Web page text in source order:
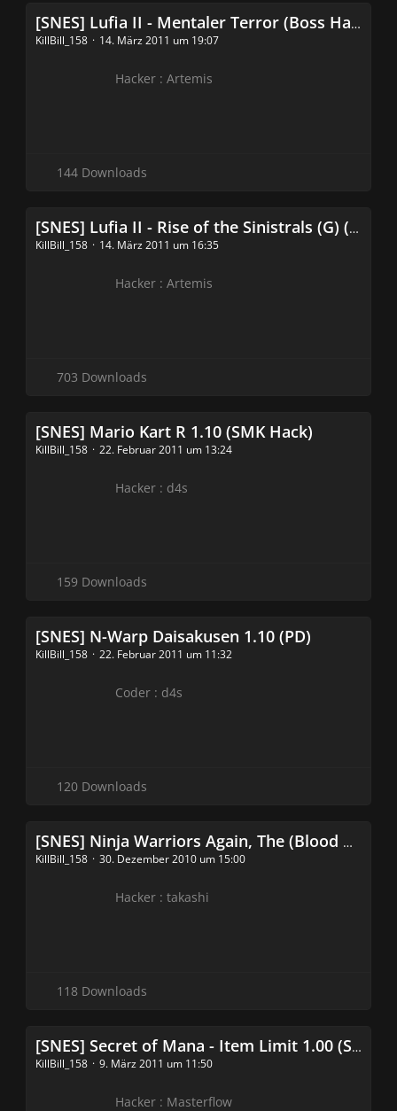
[SNES] Lufia II - Mentaler Terror (Boss Hack)
KillBill_158 14. März 2011 um 19:07
Hacker : Artemis
144 Downloads
[SNES] Lufia II - Rise of the Sinistrals (G) (v1.11 Bugfix Edition Hack)
KillBill_158 14. März 2011 um 16:35
Hacker : Artemis
703 Downloads
[SNES] Mario Kart R 1.10 (SMK Hack)
KillBill_158 22. Februar 2011 um 13:24
Hacker : d4s
159 Downloads
[SNES] N-Warp Daisakusen 1.10 (PD)
KillBill_158 22. Februar 2011 um 11:32
Coder : d4s
120 Downloads
[SNES] Ninja Warriors Again, The (Blood Patch Hack)
KillBill_158 30. Dezember 2010 um 15:00
Hacker : takashi
118 Downloads
[SNES] Secret of Mana - Item Limit 1.00 (SoM Hack)
KillBill_158 9. März 2011 um 11:50
Hacker : Masterflow